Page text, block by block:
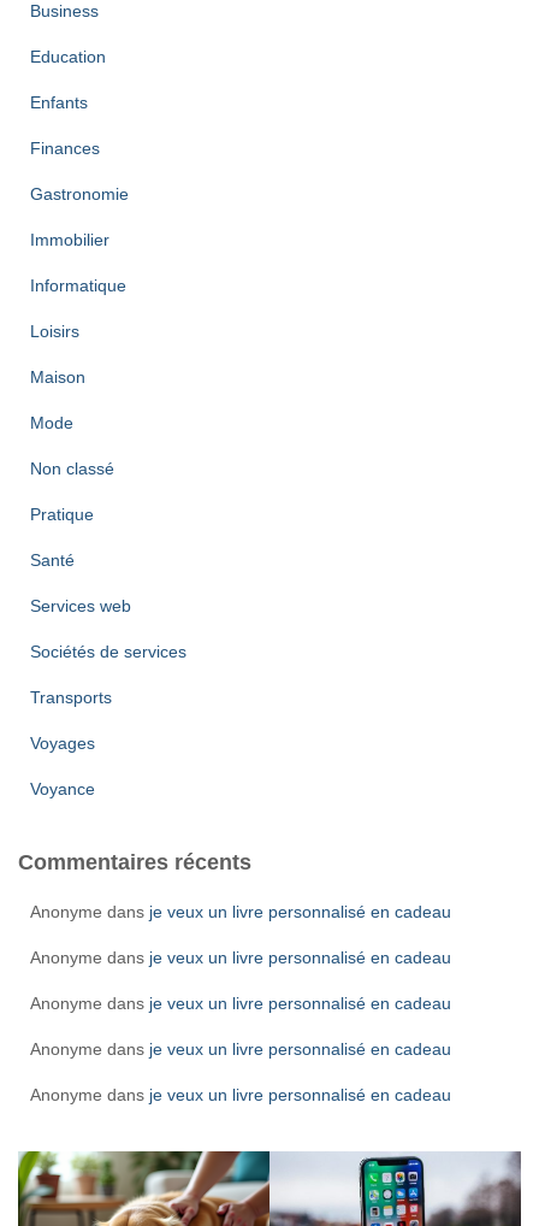
Business
Education
Enfants
Finances
Gastronomie
Immobilier
Informatique
Loisirs
Maison
Mode
Non classé
Pratique
Santé
Services web
Sociétés de services
Transports
Voyages
Voyance
Commentaires récents
Anonyme dans je veux un livre personnalisé en cadeau
Anonyme dans je veux un livre personnalisé en cadeau
Anonyme dans je veux un livre personnalisé en cadeau
Anonyme dans je veux un livre personnalisé en cadeau
Anonyme dans je veux un livre personnalisé en cadeau